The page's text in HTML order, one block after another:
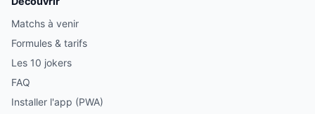
Matchs à venir
Formules & tarifs
Les 10 jokers
FAQ
Installer l'app (PWA)